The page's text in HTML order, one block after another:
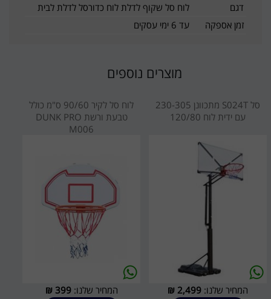
דגם
לוח סל שקוף לדלת לוח כדורסל לדלת לבית
זמן אספקה
עד 6 ימי עסקים
מוצרים נוספים
סל S024T מתכוונן 230-305
עם ידית לוח 120/80
המחיר שלנו: 2,499
₪
לוח סל לקיר 90/60 ס"מ כולל
טבעת ורשת DUNK PRO
M006
המחיר שלנו:399
₪